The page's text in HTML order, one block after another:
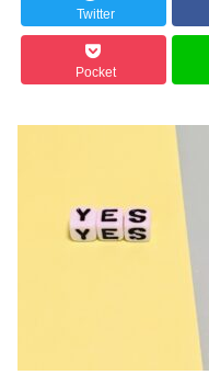
Twitter
Pocket